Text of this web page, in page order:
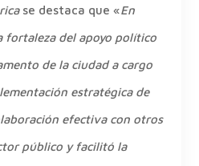
se destaca que «En
fortaleza del apoyo político
de la ciudad a cargo
estratégica de
efectiva con otros
público y facilitó la